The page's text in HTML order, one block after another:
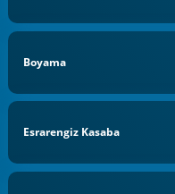
Boyama
Esrarengiz Kasaba